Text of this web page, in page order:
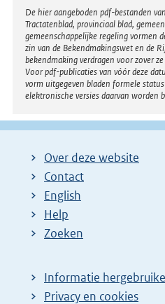
r
n
e
l
i
n
k
Disclaimer
De hier aangeboden pdf-bestanden
Tractatenblad, provinciaal blad,
gemeenschappelijke regeling vormen
zin van de Bekendmakingswet en de
bekendmaking verdragen voor zover
Voor pdf-publicaties van vóór deze
vorm uitgegeven bladen formele
elektronische versies daarvan worden
Over deze website
Contact
English
Help
Zoeken
Informatie
Privacy en cookies